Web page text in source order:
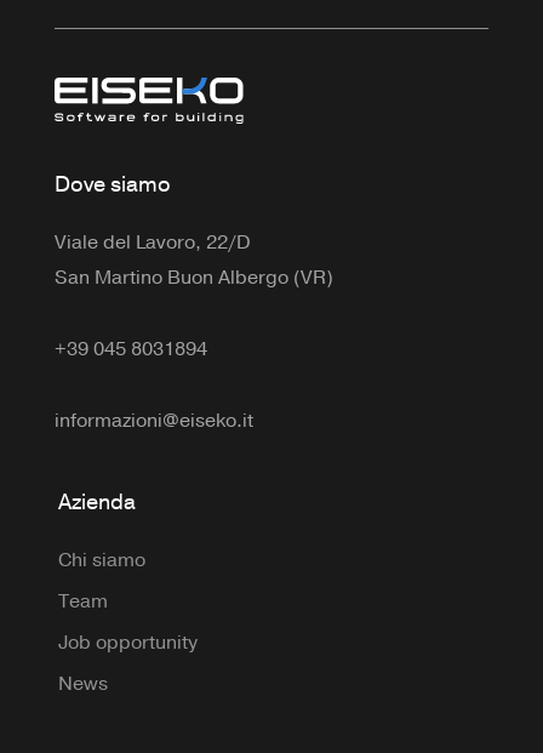
Dove siamo
Viale del Lavoro, 22/D
San Martino Buon Albergo (VR)
+39 045 8031894
informazioni@eiseko.it
Azienda
Chi siamo
Team
Job opportunity
News